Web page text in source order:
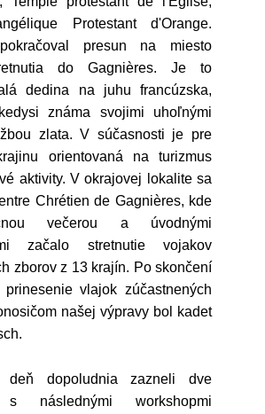
Protestant d'Orange.
presun na miesto
do Gagnières. Je to
dedina na juhu francúzska,
známa svojimi uhoľnými
zlata. V súčasnosti je pre
orientovaná na turizmus
aktivity. V okrajovej lokalite sa
Chrétien de Gagnières, kde
večerou a úvodnými
začalo stretnutie vojakov
zborov z 13 krajín. Po skončení
prinesenie vlajok zúčastnených
našej výpravy bol kadet
deň dopoludnia zazneli dve
s následnými workshopmi